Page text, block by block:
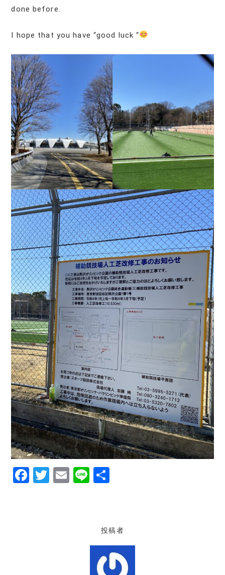
done before.
I hope that you have “good luck “
F
T
E
Li
投稿者